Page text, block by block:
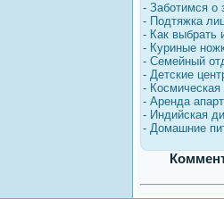
- Заботимся о
- Подтяжка
- Как
- Куриные
- Семейный
- Детские
-
- Аренда
- Индийская
- Домашние